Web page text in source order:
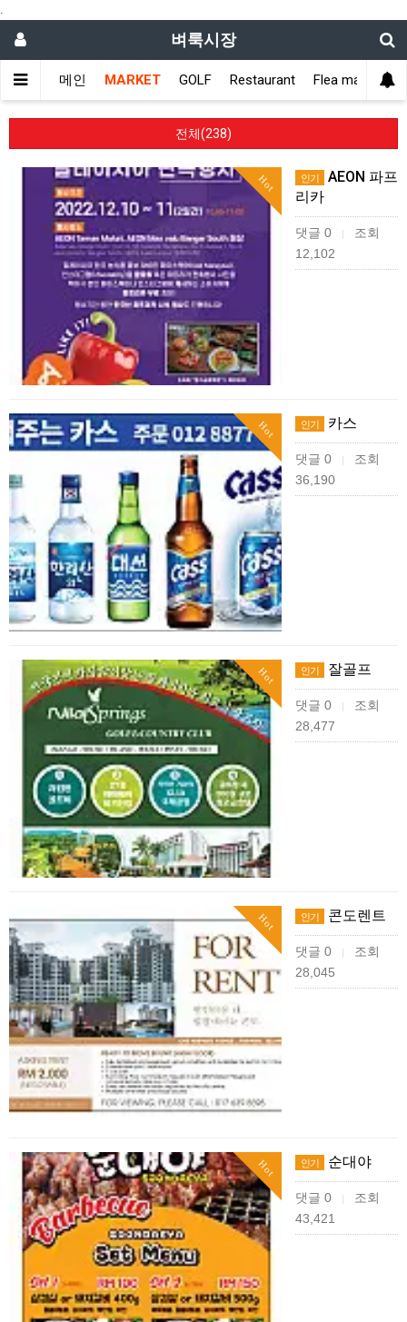
.
벼룩시장
메인 MARKET GOLF Restaurant Flea market
전체(238)
Hot 인기
AEON 파프
리카
댓글 0 |
조회
12,102
Hot 인기 카스
댓글 0 |
조회
36,190
Hot 인기 잘골프
댓글 0 |
조회
28,477
Hot 인기 콘도렌트
댓글 0 |
조회
28,045
Hot 인기 순대야
댓글 0 |
조회
43,421